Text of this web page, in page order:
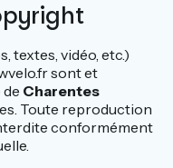
textes, vidéo, etc.)
sont et
Charentes
Toute reproduction
conformément